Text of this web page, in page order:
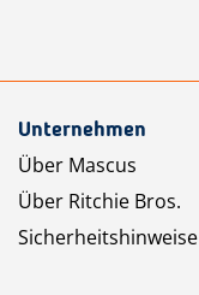
Unternehmen
Über Mascus
Über Ritchie Bros.
Sicherheitshinweise